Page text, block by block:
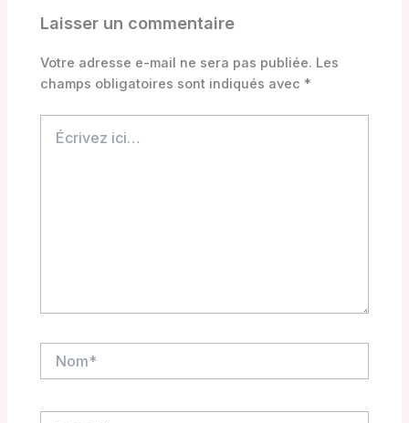
Laisser un commentaire
Votre adresse e-mail ne sera pas publiée. Les
champs obligatoires sont indiqués avec *
ici…